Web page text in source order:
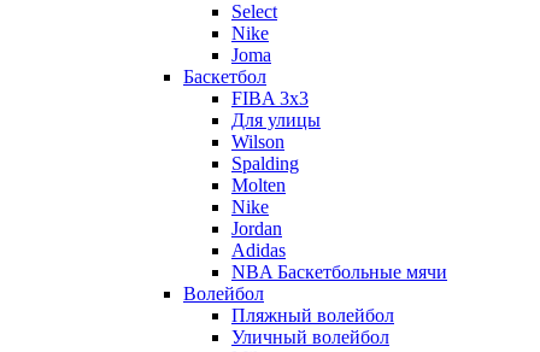
Select
Nike
Joma
Баскетбол
FIBA 3x3
Для улицы
Wilson
Spalding
Molten
Nike
Jordan
Adidas
NBA Баскетбольные мячи
Волейбол
Пляжный волейбол
Уличный волейбол